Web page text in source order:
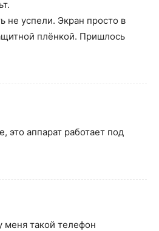
не успели. Экран просто в
плёнкой. Пришлось
это аппарат работает под
меня такой телефон